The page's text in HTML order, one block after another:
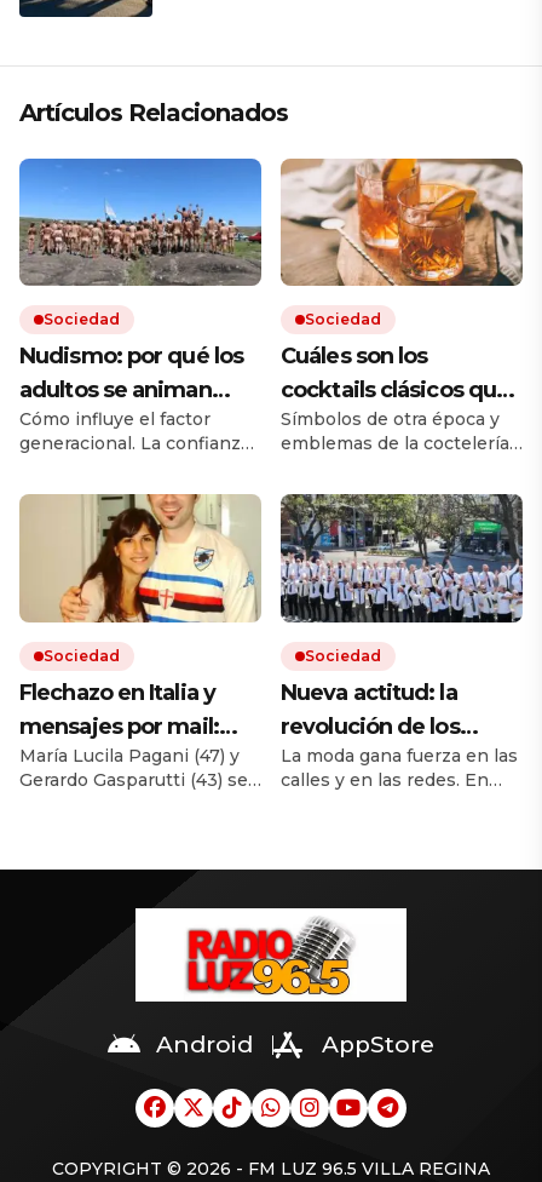
Artículos Relacionados
Sociedad
Nudismo: por qué los
adultos se animan
más que los jóvenes
Cómo influye el factor
generacional. La confianza,
de las redes en la era de los
Sociedad
Cuáles son los
cocktails clásicos que
resisten en las barras
Símbolos de otra época y
emblemas de la coctelería,
y de identidad. Los
imperdibles y dónde se los
puede probar.
Sociedad
Flechazo en Italia y
mensajes por mail:
cómo empezó la
historia de amor entre
María Lucila Pagani (47) y
Gerardo Gasparutti (43) se
círculo de la mujer sobre
Sociedad
Nueva actitud: la
revolución de los
pelados orgullosos
La moda gana fuerza en las
calles y en las redes. En
más calvos lo encabeza
¿Argentina? Está 43 a nivel
global.
Android AppStore
COPYRIGHT © 2026 - FM LUZ 96.5 VILLA REGINA